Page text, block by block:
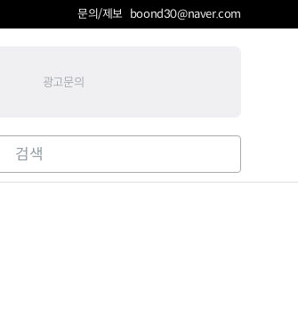
문의/제보 boond30@naver.com
광고문의